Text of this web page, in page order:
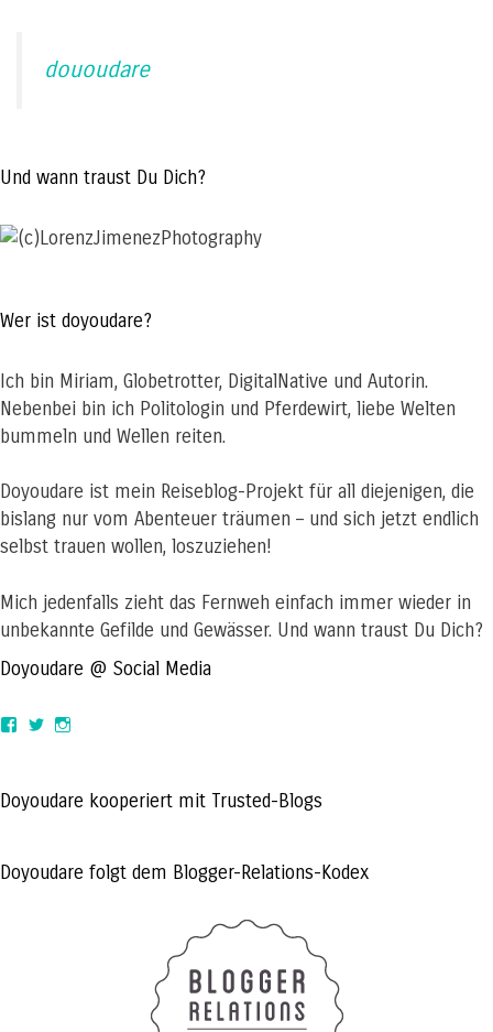
dououdare
Und wann traust Du Dich?
Wer ist doyoudare?
Ich bin Miriam, Globetrotter, DigitalNative und Autorin.
Nebenbei bin ich Politologin und Pferdewirt, liebe Welten
bummeln und Wellen reiten.
Doyoudare ist mein Reiseblog-Projekt für all diejenigen, die
bislang nur vom Abenteuer träumen – und sich jetzt endlich
selbst trauen wollen, loszuziehen!
Mich jedenfalls zieht das Fernweh einfach immer wieder in
unbekannte Gefilde und Gewässer. Und wann traust Du Dich?
Doyoudare @ Social Media
View
Facebook
View
TwitterInstagram
Doyoudare kooperiert mit Trusted-Blogs
Doyoudare folgt dem Blogger-Relations-Kodex